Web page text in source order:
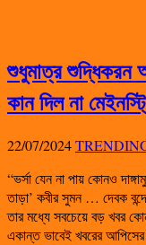
শুধুমাত্র শুদ্ধিকরন
কান দিল না
22/07/2024
“ভর্সা যেন না পায় কোনও
তাড়া’ কবীর সুমন … দেবক
তার মধ্যে সবচেয়ে বড় খবর
একান্ত ভাবেই খবরের